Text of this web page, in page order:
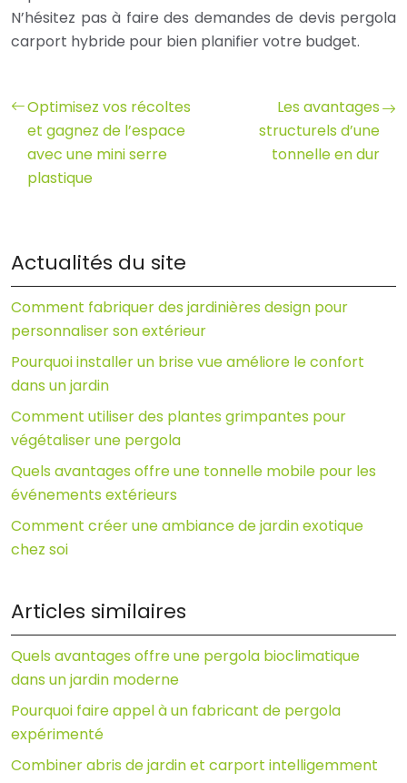
N’hésitez pas à faire des demandes de devis pergola
carport hybride pour bien planifier votre budget.
Optimisez vos récoltes
et gagnez de l’espace
avec une mini serre
plastique
Les avantages
structurels d’une
tonnelle en dur
Actualités du site
Comment fabriquer des jardinières design pour
personnaliser son extérieur
Pourquoi installer un brise vue améliore le confort
dans un jardin
Comment utiliser des plantes grimpantes pour
végétaliser une pergola
Quels avantages offre une tonnelle mobile pour les
événements extérieurs
Comment créer une ambiance de jardin exotique
chez soi
Articles similaires
Quels avantages offre une pergola bioclimatique
dans un jardin moderne
Pourquoi faire appel à un fabricant de pergola
expérimenté
Combiner abris de jardin et carport intelligemment